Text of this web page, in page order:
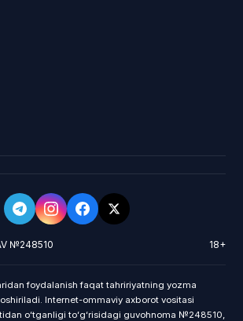
№248510 18+
foydalanish faqat tahririyatning yozma
Internet-ommaviy axborot vositasi
oʻtganligi toʻgʻrisidagi guvohnoma №248510,